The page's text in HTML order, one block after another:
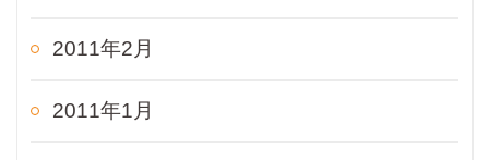
2011年2月
2011年1月